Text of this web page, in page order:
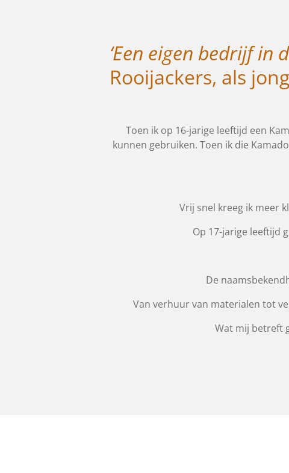
‘Een eigen bedrijf in
Rooijackers, als
Toen ik op 16-jarige leeftijd een
kunnen gebruiken. Toen ik die
Vrij snel kreeg ik meer
Op 17-jarige leeftijd
De
Van verhuur van materialen tot
Wat mij betreft